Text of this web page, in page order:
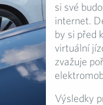
si své
internet.
by si před
virtuální
zvažuje
Výsledky